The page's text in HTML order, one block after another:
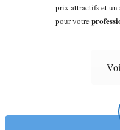
prix attractifs et un
pour votre